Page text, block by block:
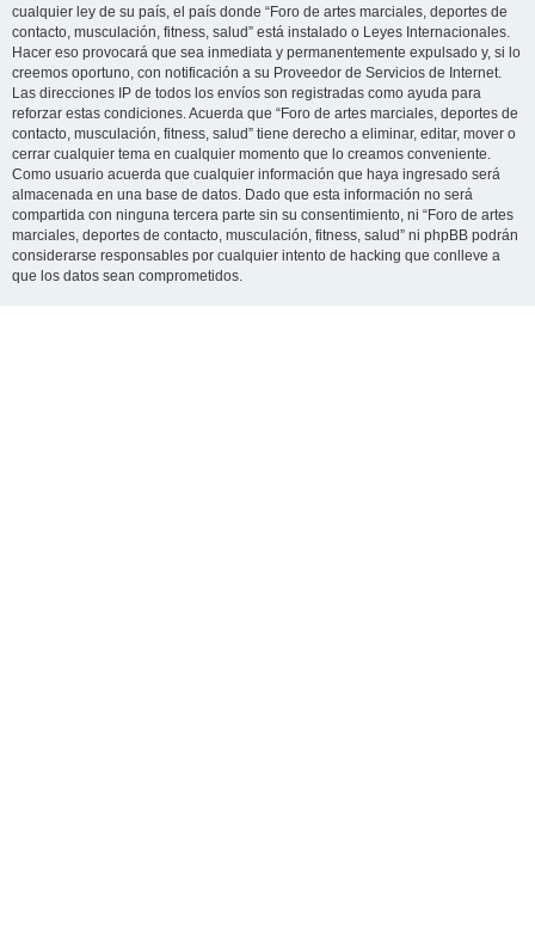
cualquier ley de su país, el país donde “Foro de artes marciales, deportes de
contacto, musculación, fitness, salud” está instalado o Leyes Internacionales.
Hacer eso provocará que sea inmediata y permanentemente expulsado y, si lo
creemos oportuno, con notificación a su Proveedor de Servicios de Internet.
Las direcciones IP de todos los envíos son registradas como ayuda para
reforzar estas condiciones. Acuerda que “Foro de artes marciales, deportes de
contacto, musculación, fitness, salud” tiene derecho a eliminar, editar, mover o
cerrar cualquier tema en cualquier momento que lo creamos conveniente.
Como usuario acuerda que cualquier información que haya ingresado será
almacenada en una base de datos. Dado que esta información no será
compartida con ninguna tercera parte sin su consentimiento, ni “Foro de artes
marciales, deportes de contacto, musculación, fitness, salud” ni phpBB podrán
considerarse responsables por cualquier intento de hacking que conlleve a
que los datos sean comprometidos.